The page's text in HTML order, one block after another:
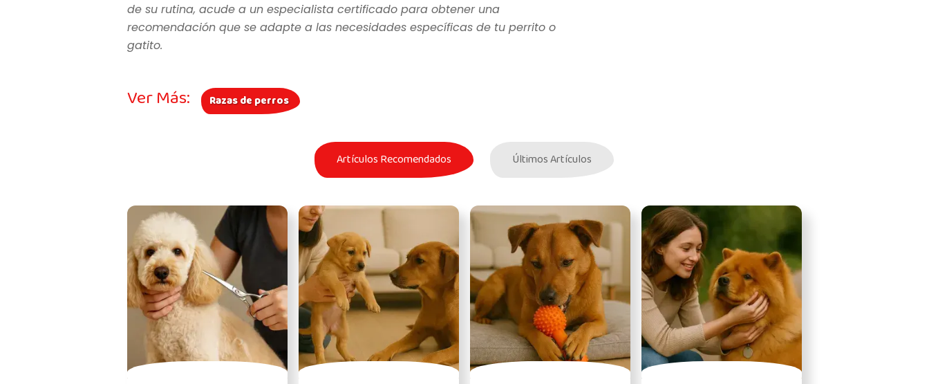
de su rutina, acude a un especialista certificado para obtener una
recomendación que se adapte a las necesidades específicas de tu perrito o
gatito.
Ver Más: Razas de perros
Artículos Recomendados Últimos Artículos